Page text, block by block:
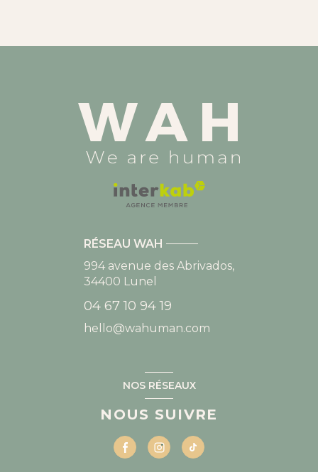
RÉSEAU WAH
994 avenue des Abrivados,
34400 Lunel
04 67 10 94 19
hello@wahuman.com
NOS RÉSEAUX
NOUS SUIVRE